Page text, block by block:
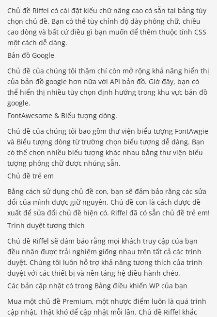
Chủ đề Riffel có cài đặt kiểu chữ nâng cao có sẵn tại bảng tùy
chọn chủ đề. Bạn có thể tùy chỉnh độ dày phông chữ, chiều
cao dòng và bất cứ điều gì bạn muốn để thêm thuộc tính CSS
một cách dễ dàng.
Bản đồ Google
Chủ đề của chúng tôi thậm chí còn mở rộng khả năng hiển thị
của bản đồ google hơn nữa với API bản đồ. Giờ đây, bạn có
thể hiển thị nhiều tùy chọn định hướng trong khu vực bản đồ
google.
FontAwesome & Biểu tượng dòng.
Chủ đề của chúng tôi bao gồm thư viện biểu tượng FontAwgie
và Biểu tượng dòng từ trường chọn biểu tượng dễ dàng. Bạn
có thể chọn nhiều biểu tượng khác nhau bằng thư viện biểu
tượng phông chữ được nhúng sẵn.
Chủ đề trẻ em
Bằng cách sử dụng chủ đề con, bạn sẽ đảm bảo rằng các sửa
đổi của mình được giữ nguyên. Chủ đề con là cách được đề
xuất để sửa đổi chủ đề hiện có. Riffel đã có sẵn chủ đề trẻ em!
Trình duyệt tương thích
Chủ đề Riffel sẽ đảm bảo rằng mọi khách truy cập của bạn
đều nhận được trải nghiệm giống nhau trên tất cả các trình
duyệt. Chúng tôi luôn hỗ trợ khả năng tương thích của trình
duyệt với các thiết bị và nền tảng hệ điều hành chéo.
Các bản cập nhật có trong Bảng điều khiển WP của bạn
Mua một chủ đề Premium, một nhược điểm luôn là quá trình
cập nhật. Thật khó để cập nhật mỗi lần. Chủ đề Riffel khắc